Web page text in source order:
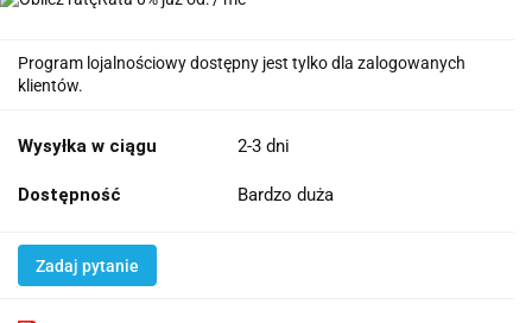
Program lojalnościowy dostępny jest tylko dla zalogowanych
klientów.
Wysyłka w ciągu 2-3 dni
Dostępność Bardzo duża
Zadaj pytanie